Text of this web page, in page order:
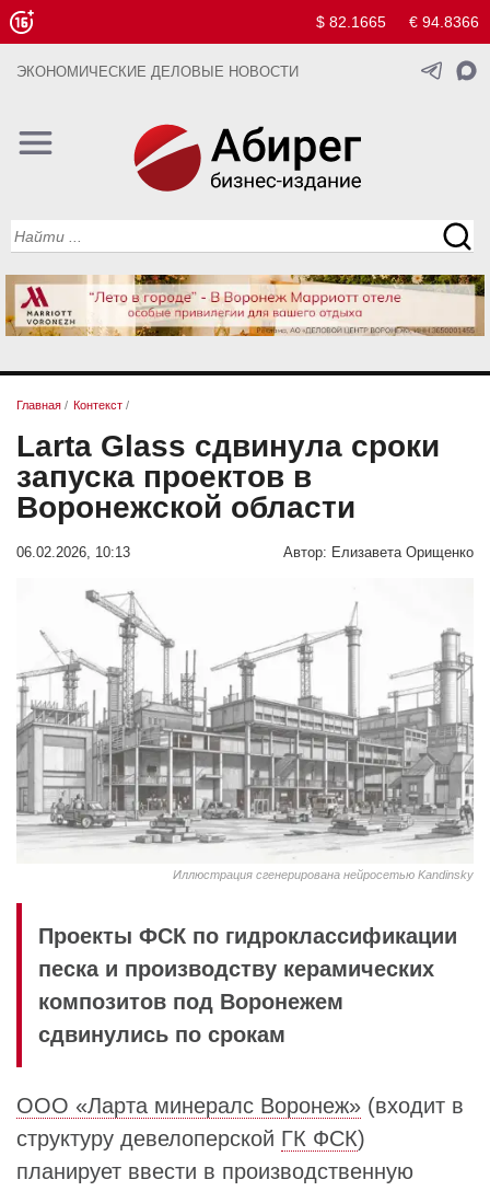
$ 82.1665 € 94.8366
ЭКОНОМИЧЕСКИЕ ДЕЛОВЫЕ НОВОСТИ
Главная / Контекст /
Larta Glass сдвинула сроки
запуска проектов в
Воронежской области
06.02.2026, 10:13 Автор: Елизавета Орищенко
Иллюстрация сгенерирована нейросетью Kandinsky
Проекты ФСК по гидроклассификации
песка и производству керамических
композитов под Воронежем
сдвинулись по срокам
ООО «Ларта минералс Воронеж» (входит в
структуру девелоперской ГК ФСК)
планирует ввести в производственную